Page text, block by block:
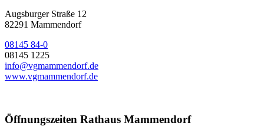
Augsburger Straße 12
82291 Mammendorf
08145 84-0
08145 1225
info@vgmammendorf.de
www.vgmammendorf.de
Öffnungszeiten Rathaus Mammendorf